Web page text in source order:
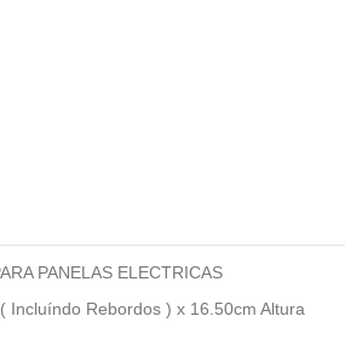
PANELAS ELECTRICAS
Incluíndo Rebordos ) x 16.50cm Altura